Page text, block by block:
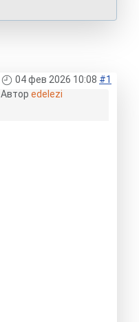
04 фев 2026 10:08 #1
Автор edelezi